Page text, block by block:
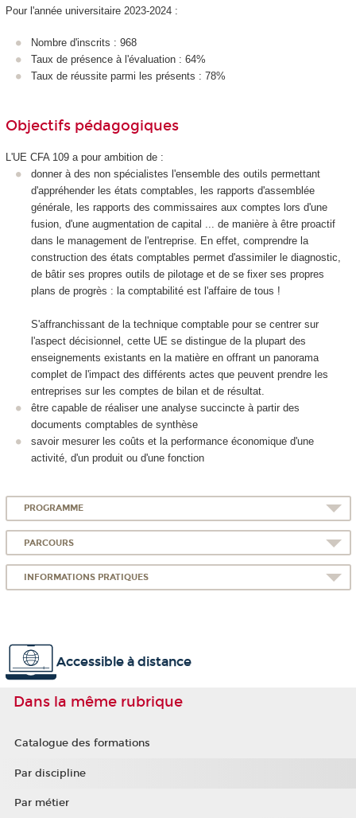
Pour l'année universitaire 2023-2024 :
Nombre d'inscrits : 968
Taux de présence à l'évaluation : 64%
Taux de réussite parmi les présents : 78%
Objectifs pédagogiques
L'UE CFA 109 a pour ambition de :
donner à des non spécialistes l'ensemble des outils permettant
d'appréhender les états comptables, les rapports d'assemblée
générale, les rapports des commissaires aux comptes lors d'une
fusion, d'une augmentation de capital ... de manière à être proactif
dans le management de l'entreprise. En effet, comprendre la
construction des états comptables permet d'assimiler le diagnostic,
de bâtir ses propres outils de pilotage et de se fixer ses propres
plans de progrès : la comptabilité est l'affaire de tous !
S'affranchissant de la technique comptable pour se centrer sur
l'aspect décisionnel, cette UE se distingue de la plupart des
enseignements existants en la matière en offrant un panorama
complet de l'impact des différents actes que peuvent prendre les
entreprises sur les comptes de bilan et de résultat.
être capable de réaliser une analyse succincte à partir des
documents comptables de synthèse
savoir mesurer les coûts et la performance économique d'une
activité, d'un produit ou d'une fonction
PROGRAMME
PARCOURS
INFORMATIONS PRATIQUES
Accessible à distance
Dans la même rubrique
Catalogue des formations
Par discipline
Par métier